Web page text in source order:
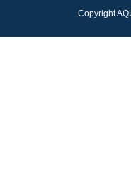
Copyright